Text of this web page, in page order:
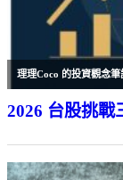
理理Coco 的投資觀念筆
2026 台股挑戰